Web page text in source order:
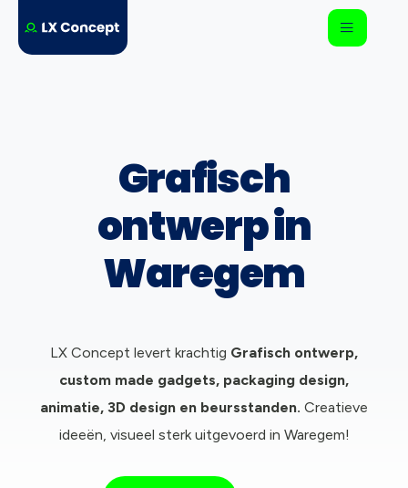
Grafisch
ontwerp in
Waregem
LX Concept levert krachtig Grafisch ontwerp,
custom made gadgets, packaging design,
animatie, 3D design en beursstanden. Creatieve
ideeën, visueel sterk uitgevoerd in Waregem!